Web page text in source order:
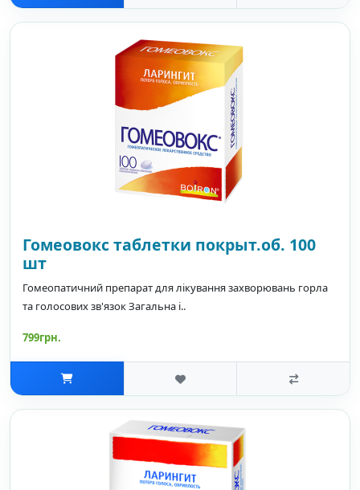
Гомеовокс таблетки покрыт.об. 100
шт
Гомеопатичний препарат для лікування захворювань горла
та голосових зв'язок Загальна і..
799грн.